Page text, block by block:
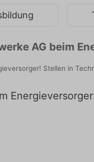
AG beim
Stellen in